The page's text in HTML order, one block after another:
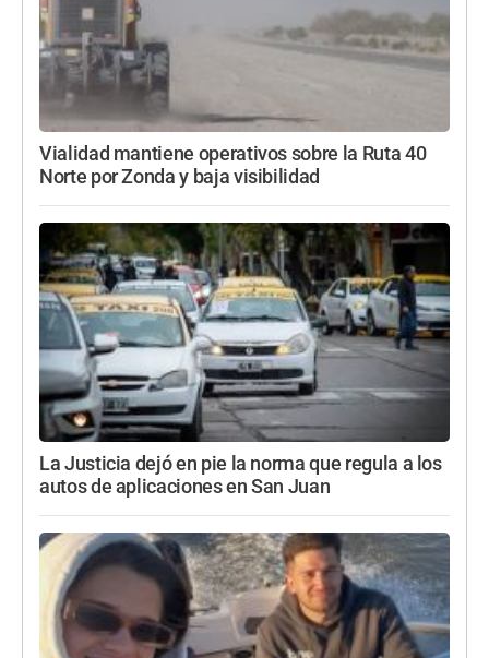
Vialidad mantiene operativos sobre la Ruta 40
Norte por Zonda y baja visibilidad
La Justicia dejó en pie la norma que regula a los
autos de aplicaciones en San Juan